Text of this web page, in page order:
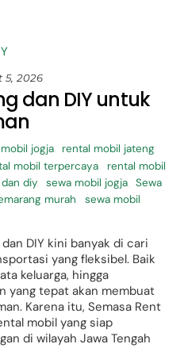
5, 2026
dan DIY untuk
jogja rental mobil jateng
mobil terpercaya
rental mobil
diy sewa mobil jogja, Sewa
murah
sewa mobil
DIY kini banyak di cari
yang fleksibel. Baik
keluarga, hingga
yang tepat akan membuat
Karena itu, Semasa Rent
mobil yang siap
di wilayah Jawa Tengah